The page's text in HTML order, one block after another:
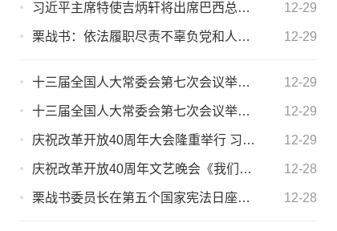
习近平主席特使吉炳轩将出席巴西总统就职仪式 12-29
栗战书：依法履职尽责不辜负党和人民重托 12-29
十三届全国人大常委会第七次会议举行第二次全体会议 12-29
十三届全国人大常委会第七次会议举行第三次全体会议 栗战书出席会议 12-29
庆祝改革开放40周年大会隆重举行 习近平发表重要讲话 12-29
庆祝改革开放40周年文艺晚会《我们的四十年》在京举行 12-28
栗战书委员长在第五个国家宪法日座谈会上的讲话 12-28